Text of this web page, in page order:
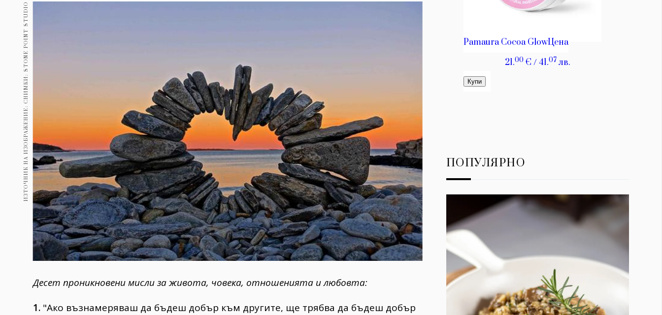
Пътувай
Здраве
Gentlemen
Wellness
ПОСЛЕДВАЙТЕ
НИ
ИЗТОЧНИК НА ИЗОБРАЖЕНИЕ: СНИМКИ: STONE POINT STUDIO
Десет проникновени мисли за живота, човека, отношенията и любовта:
1. "Ако възнамеряваш да бъдеш добър към другите, ще трябва да бъдеш добър
ПОПУЛЯРНО